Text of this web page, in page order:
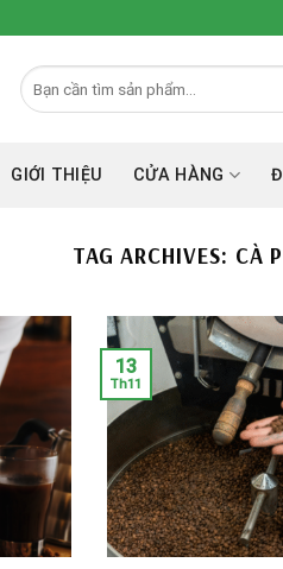
GIỚI THIỆU CỬA HÀNG
TAG ARCHIVES: CÀ
13
Th11